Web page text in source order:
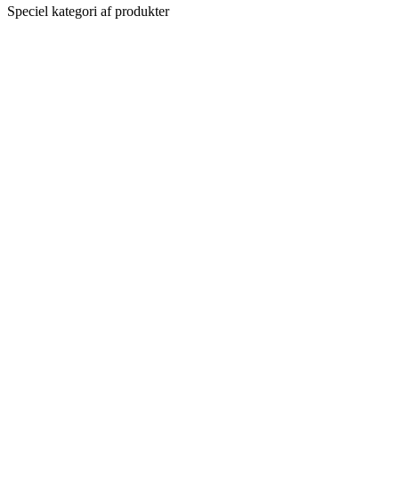
Speciel kategori af produkter